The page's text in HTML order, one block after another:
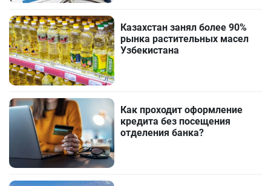
Казахстан занял более 90%
рынка растительных масел
Узбекистана
Как проходит оформление
кредита без посещения
отделения банка?